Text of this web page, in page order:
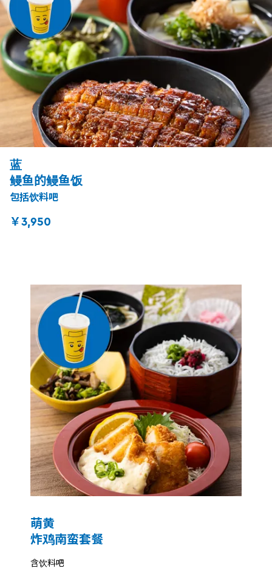
蓝
鳗鱼的鳗鱼饭
包括饮料吧
￥3,950
萌黄
炸鸡南蛮套餐
含饮料吧